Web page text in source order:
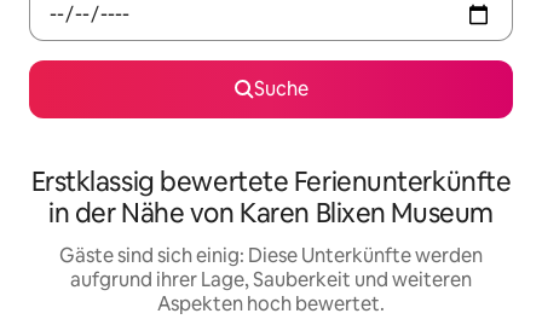
Suche
Erstklassig bewertete Ferienunterkünfte
in der Nähe von Karen Blixen Museum
Gäste sind sich einig: Diese Unterkünfte werden
aufgrund ihrer Lage, Sauberkeit und weiteren
Aspekten hoch bewertet.